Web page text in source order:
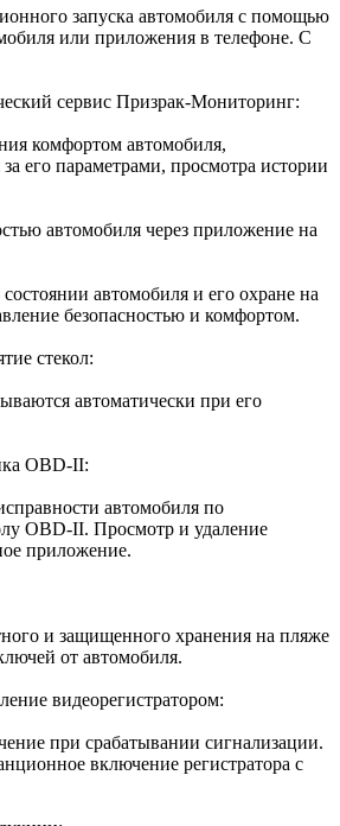
запуска автомобиля с помощью
или приложения в телефоне. С
сервис Призрак-Мониторинг:
комфортом автомобиля,
его параметрами, просмотра истории
автомобиля через приложение на
автомобиля и его охране на
безопасностью и комфортом.
стекол:
автоматически при его
OBD-II:
автомобиля по
OBD-II. Просмотр и удаление
приложение.
и защищенного хранения на пляже
от автомобиля.
видеорегистратором:
при срабатывании сигнализации.
включение регистратора с